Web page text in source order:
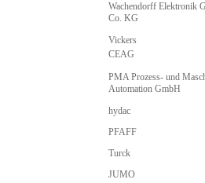
Wachendorff Elektronik
Co. KG
Vickers
CEAG
PMA Prozess- und
Automation GmbH
hydac
PFAFF
Turck
JUMO